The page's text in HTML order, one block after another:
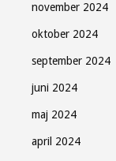
november 2024
oktober 2024
september 2024
juni 2024
maj 2024
april 2024